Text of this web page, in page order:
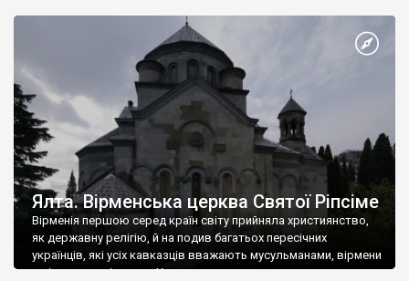
Херсонесі Володимир-язичник, став Василем-християнином.
А потім було Хрещення Русі. На честь Херсонесу Таврійського
Ялта. Вірменська церква Святої Ріпсіме
Вірменія першою серед країн світу прийняла християнство,
як державну релігію, й на подив багатьох пересічних
українців, які усіх кавказців вважають мусульманами, вірмени
є відданими вірянами Христа